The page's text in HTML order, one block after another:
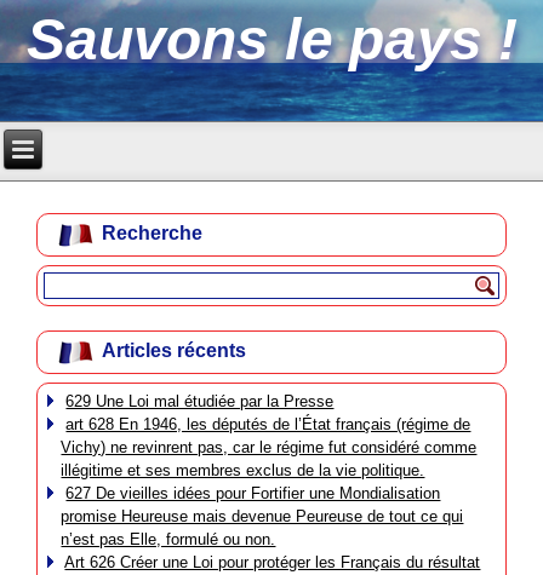
Sauvons le pays !
Recherche
Articles récents
629 Une Loi mal étudiée par la Presse
art 628 En 1946, les députés de l’État français (régime de
Vichy) ne revinrent pas, car le régime fut considéré comme
illégitime et ses membres exclus de la vie politique.
627 De vieilles idées pour Fortifier une Mondialisation
promise Heureuse mais devenue Peureuse de tout ce qui
n’est pas Elle, formulé ou non.
Art 626 Créer une Loi pour protéger les Français du résultat